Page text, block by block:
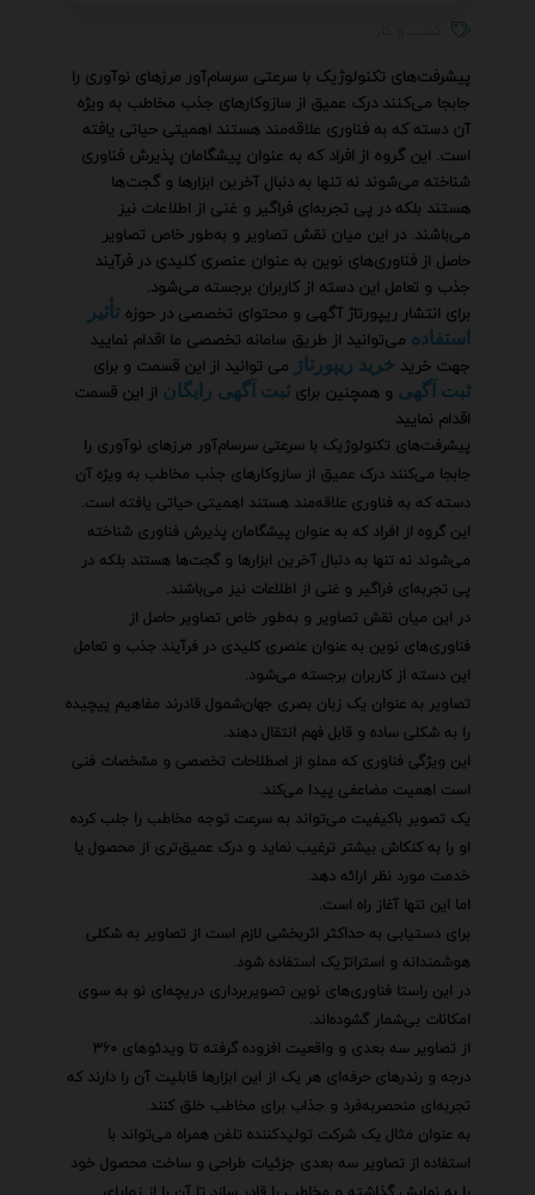
پیشرفت‌های تکنولوژیک با سرعتی سرسام‌آور مرزهای نوآوری را
جابجا می‌کنند درک عمیق از سازوکارهای جذب مخاطب به ویژه
آن دسته که به فناوری علاقه‌مند هستند اهمیتی حیاتی یافته
است. این گروه از افراد که به عنوان پیشگامان پذیرش فناوری
شناخته می‌شوند نه تنها به دنبال آخرین ابزارها و گجت‌ها
هستند بلکه در پی تجربه‌ای فراگیر و غنی از اطلاعات نیز
می‌باشند. در این میان نقش تصاویر و به‌طور خاص تصاویر
حاصل از فناوری‌های نوین به عنوان عنصری کلیدی در فرآیند
جذب و تعامل این دسته از کاربران برجسته می‌شود.
برای انتشار ریپورتاژ آگهی و محتوای تخصصی در حوزه تأثیر
استفاده می‌توانید از طریق سامانه تخصصی ما اقدام نمایید
جهت خرید خرید ریپورتاژ می توانید از این قسمت و برای
ثبت آگهی و همچنین برای ثبت آگهی رایگان از این قسمت
اقدام نمایید
پیشرفت‌های تکنولوژیک با سرعتی سرسام‌آور مرزهای نوآوری را
جابجا می‌کنند درک عمیق از سازوکارهای جذب مخاطب به ویژه آن
دسته که به فناوری علاقه‌مند هستند اهمیتی حیاتی یافته است.
این گروه از افراد که به عنوان پیشگامان پذیرش فناوری شناخته
می‌شوند نه تنها به دنبال آخرین ابزارها و گجت‌ها هستند بلکه در
پی تجربه‌ای فراگیر و غنی از اطلاعات نیز می‌باشند.
در این میان نقش تصاویر و به‌طور خاص تصاویر حاصل از
فناوری‌های نوین به عنوان عنصری کلیدی در فرآیند جذب و تعامل
این دسته از کاربران برجسته می‌شود.
تصاویر به عنوان یک زبان بصری جهان‌شمول قادرند مفاهیم پیچیده
را به شکلی ساده و قابل فهم انتقال دهند.
این ویژگی فناوری که مملو از اصطلاحات تخصصی و مشخصات فنی
است اهمیت مضاعفی پیدا می‌کند.
یک تصویر باکیفیت می‌تواند به سرعت توجه مخاطب را جلب کرده
او را به کنکاش بیشتر ترغیب نماید و درک عمیق‌تری از محصول یا
خدمت مورد نظر ارائه دهد.
اما این تنها آغاز راه است.
برای دستیابی به حداکثر اثربخشی لازم است از تصاویر به شکلی
هوشمندانه و استراتژیک استفاده شود.
در این راستا فناوری‌های نوین تصویربرداری دریچه‌ای نو به سوی
امکانات بی‌شمار گشوده‌اند.
از تصاویر سه بعدی و واقعیت افزوده گرفته تا ویدئوهای ۳۶۰
درجه و رندرهای حرفه‌ای هر یک از این ابزارها قابلیت آن را دارند که
تجربه‌ای منحصربه‌فرد و جذاب برای مخاطب خلق کنند.
به عنوان مثال یک شرکت تولیدکننده تلفن همراه می‌تواند با
استفاده از تصاویر سه بعدی جزئیات طراحی و ساخت محصول خود